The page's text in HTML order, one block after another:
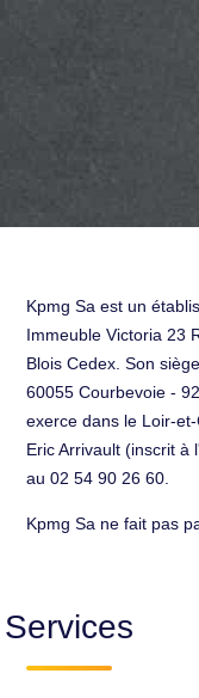
Kpmg Sa est un
Immeuble Victoria 23
Blois Cedex. Son
60055 Courbevoie -
exerce dans le Loir-
Eric Arrivault (inscrit à
au 02 54 90 26 60.
Kpmg Sa ne fait pas
Services